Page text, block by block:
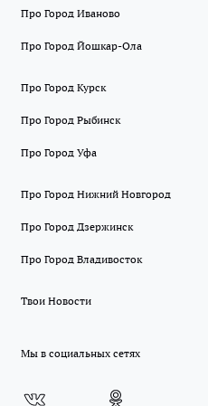
Про Город Иваново
Про Город Йошкар-Ола
Про Город Курск
Про Город Рыбинск
Про Город Уфа
Про Город Нижний Новгород
Про Город Дзержинск
Про Город Владивосток
Твои Новости
Мы в социальных сетях